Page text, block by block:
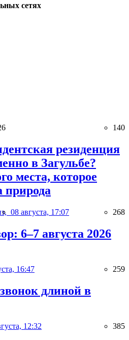
сетях
140
резиденция
в Загульбе?
места, которое
природа
08 августа, 17:07 268
6–7 августа 2026
16:47 259
длиной в
12:32 385